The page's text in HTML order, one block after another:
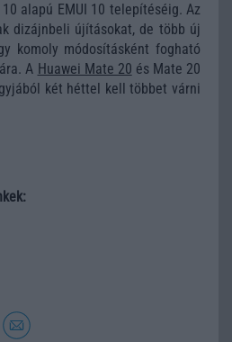
alapú EMUI 10 telepítéséig. Az
dizájnbeli újításokat, de több új
komoly módosításként fogható
A Huawei Mate 20 és Mate 20
két héttel kell többet várni